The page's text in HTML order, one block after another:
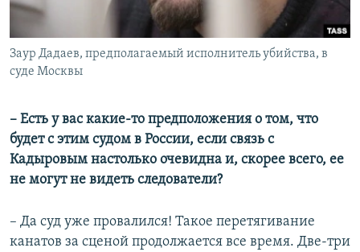
Заур Дадаев, предполагаемый исполнитель убийства, в
суде Москвы
– Есть у вас какие-то предположения о том, что
будет с этим судом в России, если связь с
Кадыровым настолько очевидна и, скорее всего, ее
не могут не видеть следователи?
– Да суд уже провалился! Такое перетягивание
канатов за сценой продолжается все время. Две-три